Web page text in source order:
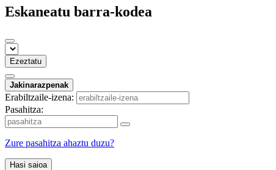
Eskaneatu barra-kodea
Ezeztatu
Jakinarazpenak
Erabiltzaile-izena:
Pasahitza:
Zure pasahitza ahaztu duzu?
Hasi saioa